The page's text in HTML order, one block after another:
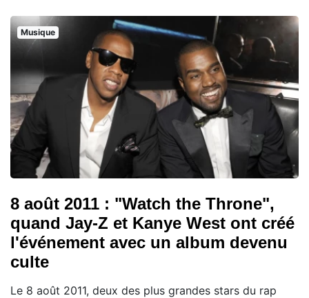
Musique
8 août 2011 : "Watch the Throne",
quand Jay-Z et Kanye West ont créé
l'événement avec un album devenu
culte
Le 8 août 2011, deux des plus grandes stars du rap